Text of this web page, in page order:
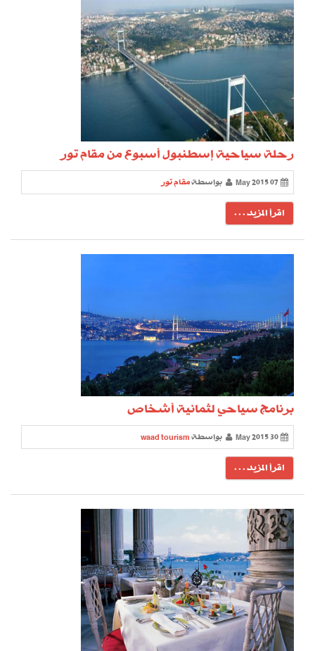
رحلة سياحية إسطنبول أسبوع من مقام تور
07 May 2015 بواسطةمقام تور
اقرأ المزيد . . .
برنامج سياحي لثمانية أشخاص
30 May 2015 بواسطةwaad tourism
اقرأ المزيد . . .